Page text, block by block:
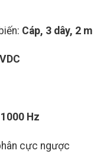
Cáp, 3 dây, 2 m
1000 Hz
cực ngược